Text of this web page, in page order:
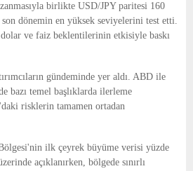
birlikte USD/JPY paritesi 160
dönemin en yüksek seviyelerini test etti.
ve faiz beklentilerinin etkisiyle baskı
gündeminde yer aldı. ABD ile
bazı temel başlıklarda ilerleme
risklerin tamamen ortadan
ilk çeyrek büyüme verisi yüzde
açıklanırken, bölgede sınırlı